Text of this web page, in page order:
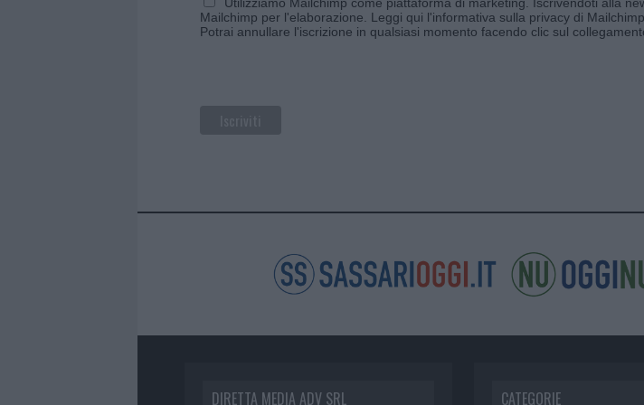
Mailchimp per l'elaborazione. Leggi qui l'informativa sulla privacy di Mailchimp
Potrai annullare l'iscrizione in qualsiasi momento facendo clic sul
DIRETTA MEDIA ADV SRL CATEGORIE